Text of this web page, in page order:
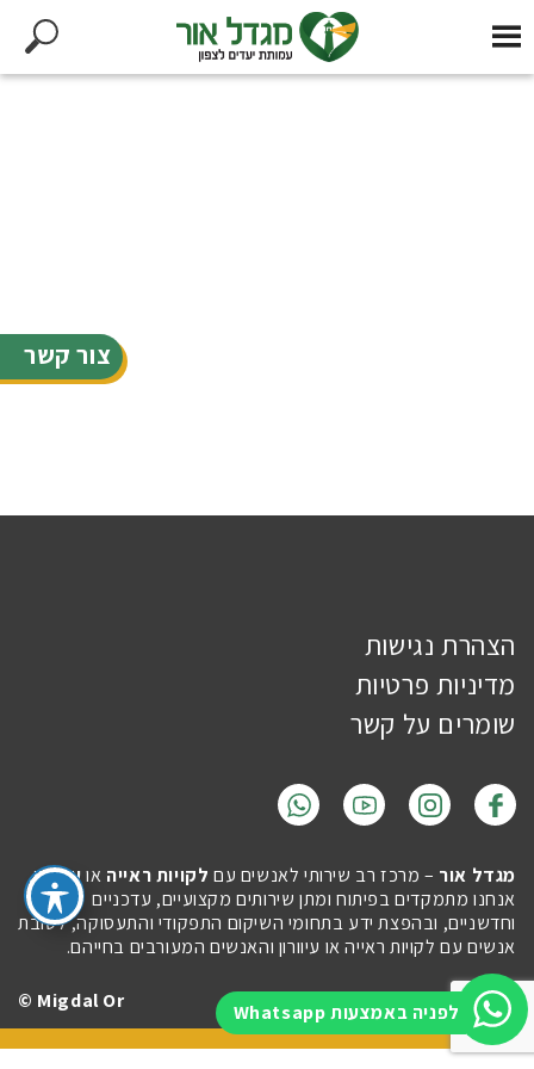
צור קשר
לפניה באמצעות Whatsapp
הצהרת נגישות
מדיניות פרטיות
שומרים על קשר
מגדל אור – מרכז רב שירותי לאנשים עם לקויות ראייה אועיוורון.
אנחנו מתמקדים בפיתוח ומתן שירותים מקצועיים, עדכניים
וחדשניים, ובהפצת ידע בתחומי השיקום התפקודי והתעסוקה, לטובת
אנשים עם לקויות ראייה או עיוורון והאנשים המעורבים בחייהם.
Imaginet
Migdal Or ©